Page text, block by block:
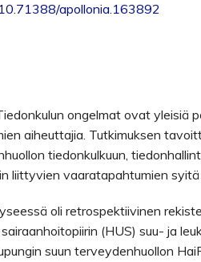
apollonia.163892
ongelmat ovat yleisiä
aiheuttajia. Tutkimuksen
tiedonkulkuun,
liittyvien vaaratapahtumien syitä
oli retrospektiivinen
(HUS) suu- ja
suun terveydenhuollon